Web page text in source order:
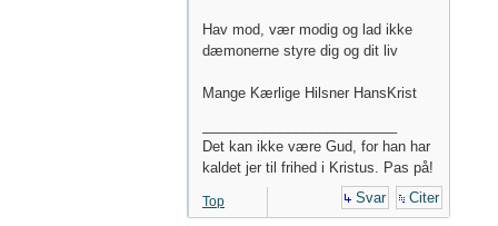
Hav mod, vær modig og lad ikke
dæmonerne styre dig og dit liv
Mange Kærlige Hilsner HansKrist
Det kan ikke være Gud, for han har
kaldet jer til frihed i Kristus. Pas på!
Top Svar Citer